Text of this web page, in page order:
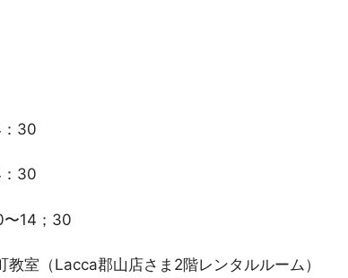
30
30
14；30
室（Lacca郡山店さま2階レンタルルーム）